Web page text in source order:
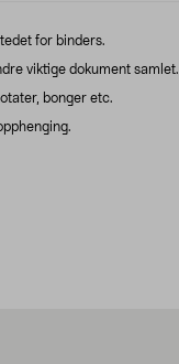
for binders.
viktige dokument samlet.
bonger etc.